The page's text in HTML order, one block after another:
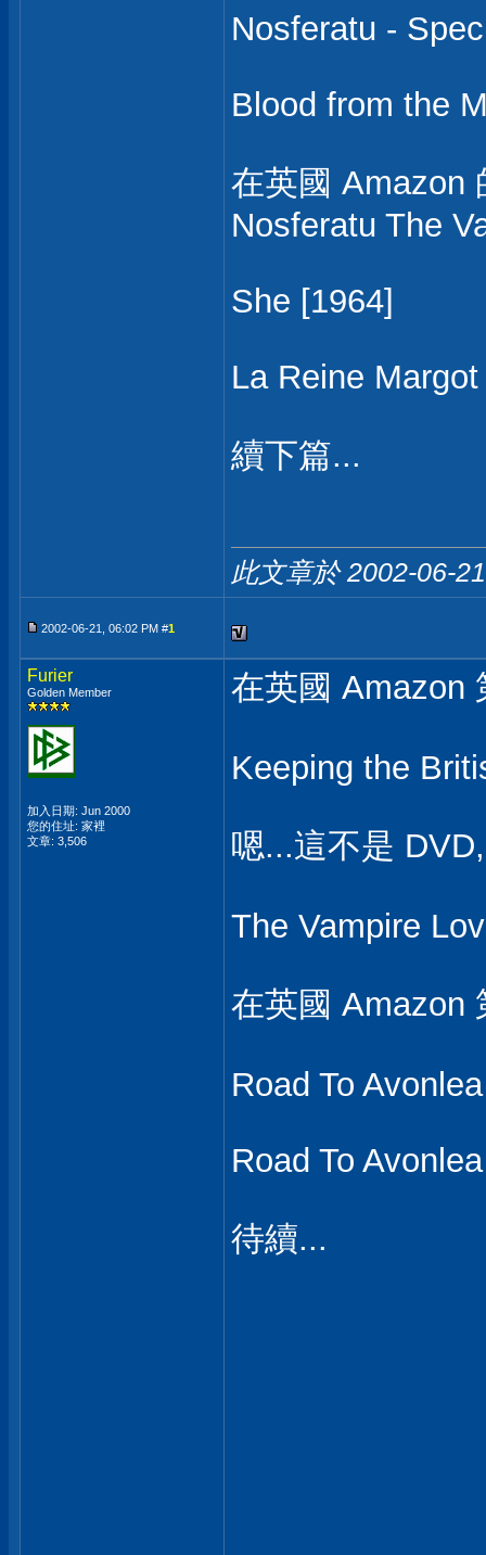
Nosferatu -
Blood from the
在英國 Amazon
Nosferatu The
She [1964]
La Reine
續下篇...
此文章於 2002-06-
2002-06-21, 06:02 PM #1
Furier
Golden Member
加入日期: Jun 2000
您的住址: 家裡
文章: 3,506
在英國 Amazon
Keeping the
嗯...這不是
The Vampire
在英國 Amazon
Road To
Road To
待續...